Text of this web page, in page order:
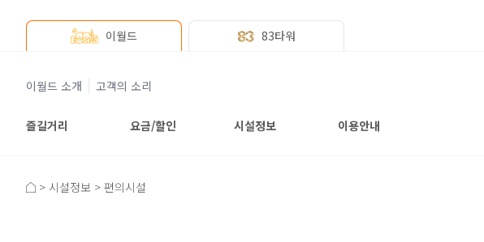
이월드 83타워
이월드 소개 고객의 소리
즐길거리 요금/할인 시설정보 이용안내
> 시설정보 > 편의시설